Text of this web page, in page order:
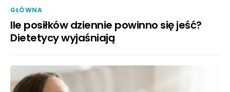
GŁÓWNA
Ile posiłków dziennie powinno się jeść?
Dietetycy wyjaśniają